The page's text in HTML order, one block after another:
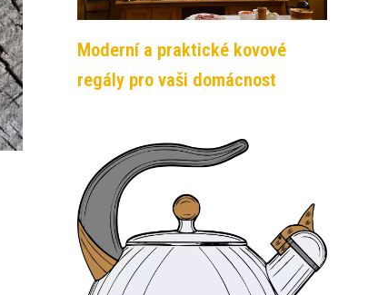
Moderní a praktické kovové
regály pro vaši domácnost